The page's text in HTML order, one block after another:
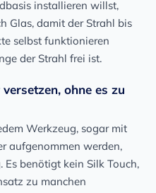
installieren willst,
Glas, damit der Strahl bis
selbst funktionieren
der Strahl frei ist.
ohne es zu
Werkzeug, sogar mit
aufgenommen werden,
Es benötigt kein Silk Touch,
zu manchen